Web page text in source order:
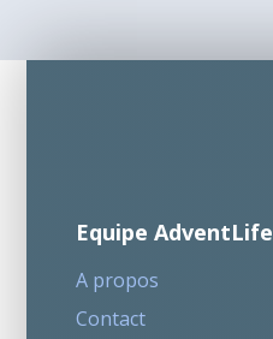
Equipe AdventLife
A propos
Contact